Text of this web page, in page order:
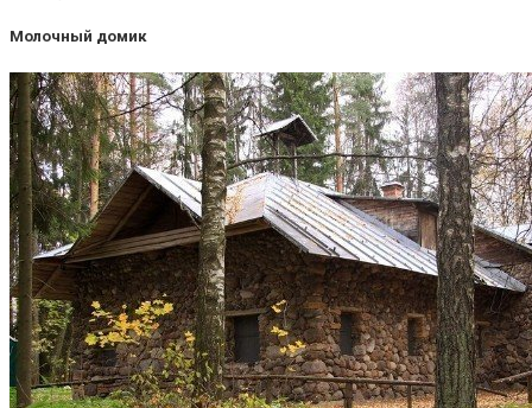
Молочный домик